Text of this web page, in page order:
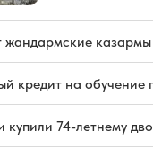
жандармские казармы
кредит на
74-летнему